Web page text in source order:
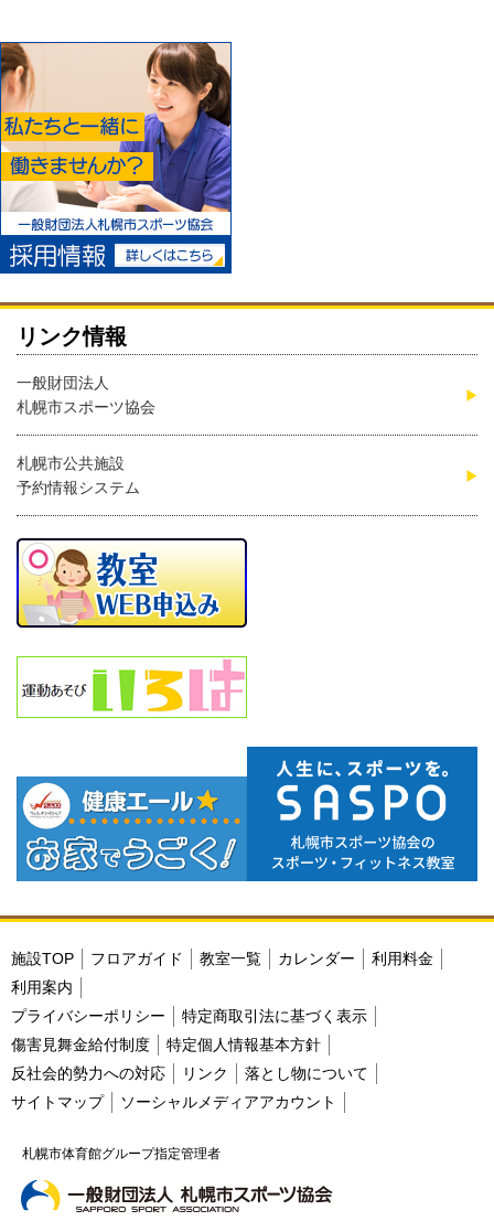
リンク情報
一般財団法人
札幌市スポーツ協会
札幌市公共施設
予約情報システム
施設TOP フロアガイド 教室一覧 カレンダー
利用料金
利用案内
プライバシーポリシー
特定商取引法に基づく表示
傷害見舞金給付制度
特定個人情報基本方針
反社会的勢力への対応
リンク
落とし物について
サイトマップ
ソーシャルメディアアカウント
札幌市体育館グループ指定管理者